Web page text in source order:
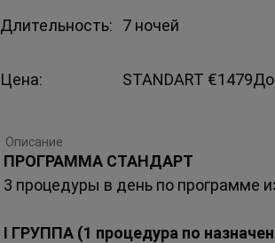
Длительность: 7 ночей
Цена: STANDART
Описание
ПРОГРАММА СТАНДАРТ
3 процедуры в день по программе
I ГРУППА (1 процедура по